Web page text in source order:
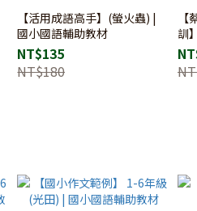
【活用成語高手】(螢火蟲) |
國小國語輔助教材
NT$135
NT$180
訓
材